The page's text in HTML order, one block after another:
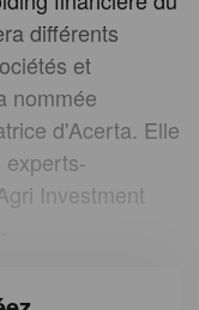
différents
et
nommée
d'Acerta. Elle
experts-
Investment